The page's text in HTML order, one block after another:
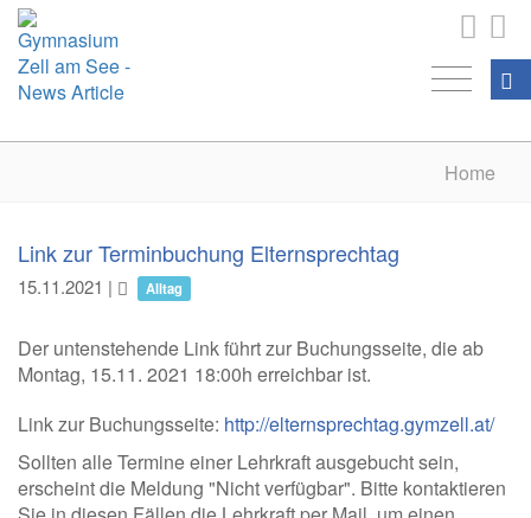
Home
Link zur Terminbuchung Elternsprechtag
15.11.2021 | Alltag
Der untenstehende Link führt zur Buchungsseite, die ab
Montag, 15.11. 2021 18:00h erreichbar ist.
Link zur Buchungsseite: http://elternsprechtag.gymzell.at/
Sollten alle Termine einer Lehrkraft ausgebucht sein,
erscheint die Meldung "Nicht verfügbar". Bitte kontaktieren